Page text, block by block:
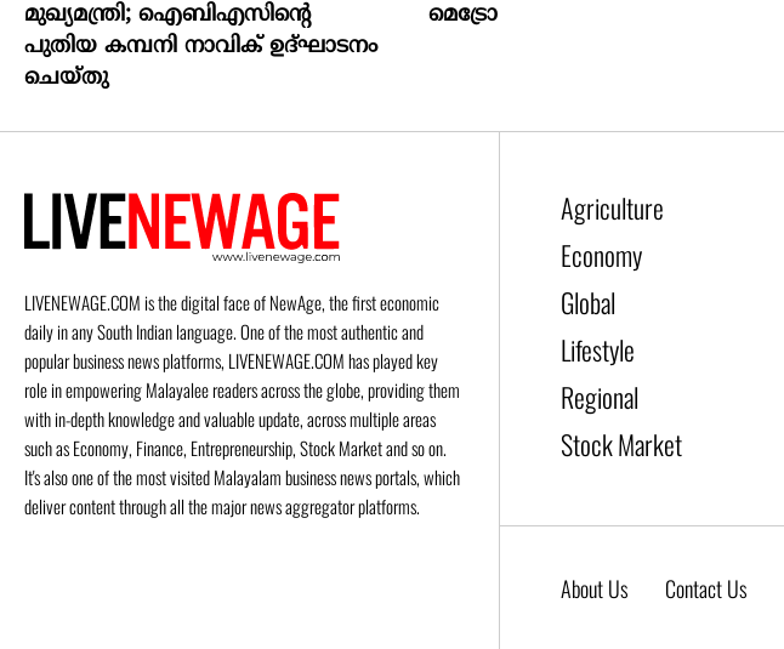
മുഖ്യമന്ത്രി; ഐബിഎസിന്റെ
പുതിയ കമ്പനി നാവിക് ഉദ്ഘാടനം
ചെയ്തു
മെ​ട്രോ
LIVENEWAGE.COM is the digital face of NewAge, the first economic
daily in any South Indian language. One of the most authentic and
popular business news platforms, LIVENEWAGE.COM has played key
role in empowering Malayalee readers across the globe, providing them
with in-depth knowledge and valuable update, across multiple areas
such as Economy, Finance, Entrepreneurship, Stock Market and so on.
It's also one of the most visited Malayalam business news portals, which
deliver content through all the major news aggregator platforms.
Agriculture
Economy
Global
Lifestyle
Regional
Stock Market
About Us Contact Us